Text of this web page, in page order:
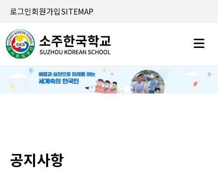
로그인회원가입SITEMAP
공지사항